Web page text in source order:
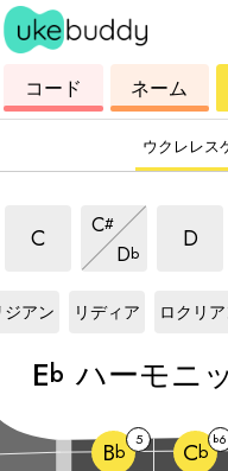
ク
レ
コード
コ
ー
ド
ネーム
ウクレレス
C
ハーモニックマイナス
C#
ハーモニックマ
Db
ハーモニック
D
ハー
ジアン
リディア
ロクリ
Eb ハーモニ
Bb 5 Cb
b6